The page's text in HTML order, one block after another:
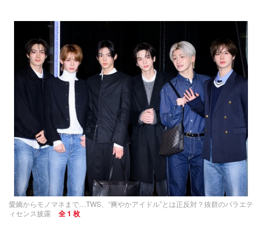
愛嬌からモノマネまで…TWS、“爽やかアイドル”とは正反対？抜群のバラエテ
ィセンス披露
全 1 枚